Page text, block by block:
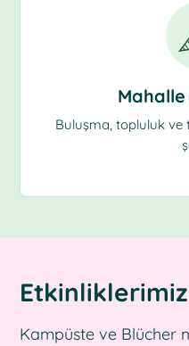
Buluşma, topluluk
Etkinliklerimiz
Kampüste ve Blücher